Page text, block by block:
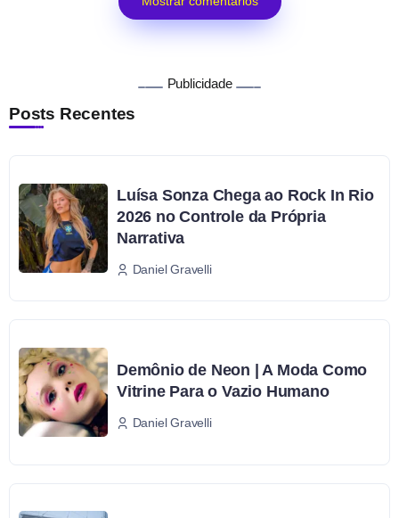
Publicidade
Posts Recentes
Luísa Sonza Chega ao Rock In Rio
2026 no Controle da Própria
Narrativa
Daniel Gravelli
Demônio de Neon | A Moda Como
Vitrine Para o Vazio Humano
Daniel Gravelli